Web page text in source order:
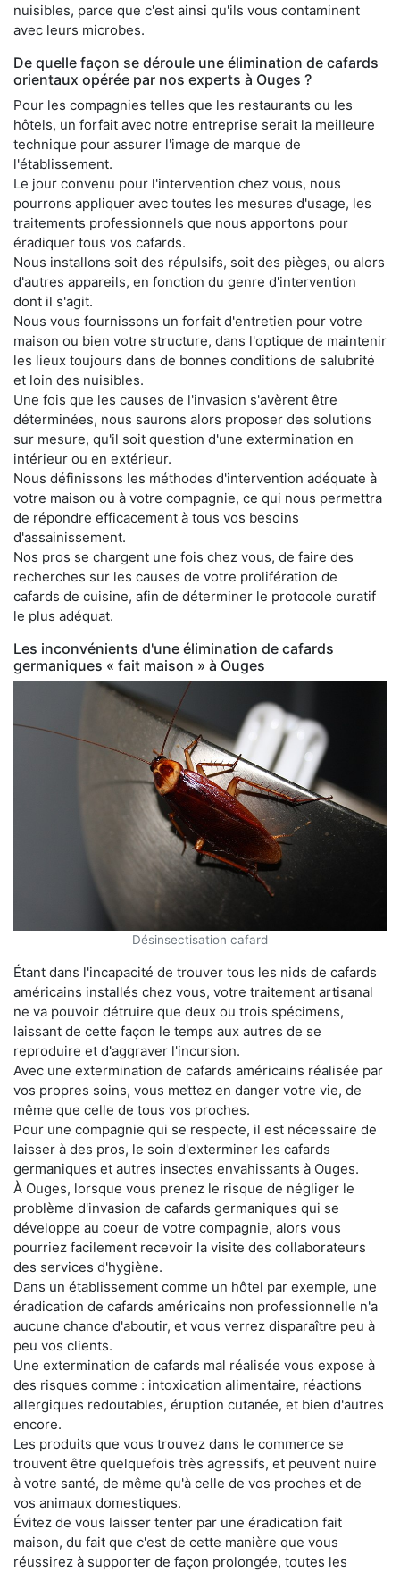
nuisibles, parce que c'est ainsi qu'ils vous contaminent
avec leurs microbes.
De quelle façon se déroule une élimination de cafards
orientaux opérée par nos experts à Ouges ?
Pour les compagnies telles que les restaurants ou les
hôtels, un forfait avec notre entreprise serait la meilleure
technique pour assurer l'image de marque de
l'établissement.
Le jour convenu pour l'intervention chez vous, nous
pourrons appliquer avec toutes les mesures d'usage, les
traitements professionnels que nous apportons pour
éradiquer tous vos cafards.
Nous installons soit des répulsifs, soit des pièges, ou alors
d'autres appareils, en fonction du genre d'intervention
dont il s'agit.
Nous vous fournissons un forfait d'entretien pour votre
maison ou bien votre structure, dans l'optique de maintenir
les lieux toujours dans de bonnes conditions de salubrité
et loin des nuisibles.
Une fois que les causes de l'invasion s'avèrent être
déterminées, nous saurons alors proposer des solutions
sur mesure, qu'il soit question d'une extermination en
intérieur ou en extérieur.
Nous définissons les méthodes d'intervention adéquate à
votre maison ou à votre compagnie, ce qui nous permettra
de répondre efficacement à tous vos besoins
d'assainissement.
Nos pros se chargent une fois chez vous, de faire des
recherches sur les causes de votre prolifération de
cafards de cuisine, afin de déterminer le protocole curatif
le plus adéquat.
Les inconvénients d'une élimination de cafards
germaniques « fait maison » à Ouges
Désinsectisation cafard
Étant dans l'incapacité de trouver tous les nids de cafards
américains installés chez vous, votre traitement artisanal
ne va pouvoir détruire que deux ou trois spécimens,
laissant de cette façon le temps aux autres de se
reproduire et d'aggraver l'incursion.
Avec une extermination de cafards américains réalisée par
vos propres soins, vous mettez en danger votre vie, de
même que celle de tous vos proches.
Pour une compagnie qui se respecte, il est nécessaire de
laisser à des pros, le soin d'exterminer les cafards
germaniques et autres insectes envahissants à Ouges.
À Ouges, lorsque vous prenez le risque de négliger le
problème d'invasion de cafards germaniques qui se
développe au coeur de votre compagnie, alors vous
pourriez facilement recevoir la visite des collaborateurs
des services d'hygiène.
Dans un établissement comme un hôtel par exemple, une
éradication de cafards américains non professionnelle n'a
aucune chance d'aboutir, et vous verrez disparaître peu à
peu vos clients.
Une extermination de cafards mal réalisée vous expose à
des risques comme : intoxication alimentaire, réactions
allergiques redoutables, éruption cutanée, et bien d'autres
encore.
Les produits que vous trouvez dans le commerce se
trouvent être quelquefois très agressifs, et peuvent nuire
à votre santé, de même qu'à celle de vos proches et de
vos animaux domestiques.
Évitez de vous laisser tenter par une éradication fait
maison, du fait que c'est de cette manière que vous
réussirez à supporter de façon prolongée, toutes les